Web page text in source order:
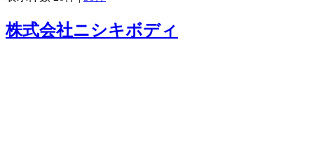
株式会社ニシキボディ